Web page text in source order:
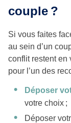
couple ?
Si vous faites
au sein d’un
conflit restent en
pour l’un des
Déposer
votre choix ;
Déposer